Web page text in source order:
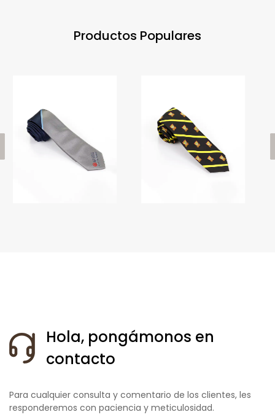
Productos Populares
Hola, pongámonos en
contacto
Para cualquier consulta y comentario de los clientes, les
responderemos con paciencia y meticulosidad.